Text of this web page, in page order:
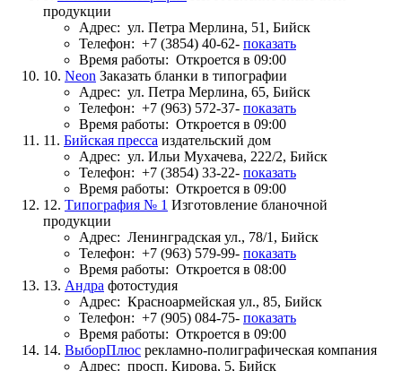
продукции
Адрес: ул. Петра Мерлина, 51, Бийск
Телефон: +7 (3854) 40-62- показать
Время работы: Откроется в 09:00
10. Neon Заказать бланки в типографии
Адрес: ул. Петра Мерлина, 65, Бийск
Телефон: +7 (963) 572-37- показать
Время работы: Откроется в 09:00
11. Бийская пресса издательский дом
Адрес: ул. Ильи Мухачева, 222/2, Бийск
Телефон: +7 (3854) 33-22- показать
Время работы: Откроется в 09:00
12. Типография № 1 Изготовление бланочной
продукции
Адрес: Ленинградская ул., 78/1, Бийск
Телефон: +7 (963) 579-99- показать
Время работы: Откроется в 08:00
13. Андра фотостудия
Адрес: Красноармейская ул., 85, Бийск
Телефон: +7 (905) 084-75- показать
Время работы: Откроется в 09:00
14. ВыборПлюс рекламно-полиграфическая компания
Адрес: просп. Кирова, 5, Бийск